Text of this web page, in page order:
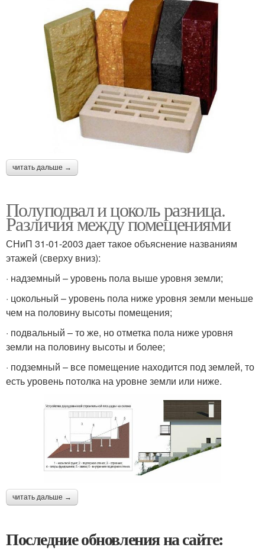
читать дальше →
Полуподвал и цоколь разница.
Различия между помещениями
СНиП 31-01-2003 дает такое объяснение названиям
этажей (сверху вниз):
· надземный – уровень пола выше уровня земли;
· цокольный – уровень пола ниже уровня земли меньше
чем на половину высоты помещения;
· подвальный – то же, но отметка пола ниже уровня
земли на половину высоты и более;
· подземный – все помещение находится под землей, то
есть уровень потолка на уровне земли или ниже.
читать дальше →
Последние обновления на сайте: